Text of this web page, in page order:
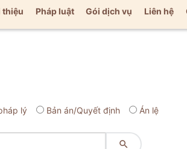
thiệu Pháp luật Gói dịch vụ Liên hệ
lý Bản án/Quyết định Án lệ
